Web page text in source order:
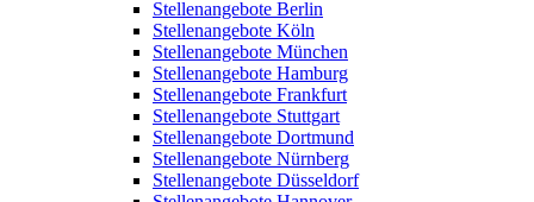
Stellenangebote Berlin
Stellenangebote Köln
Stellenangebote München
Stellenangebote Hamburg
Stellenangebote Frankfurt
Stellenangebote Stuttgart
Stellenangebote Dortmund
Stellenangebote Nürnberg
Stellenangebote Düsseldorf